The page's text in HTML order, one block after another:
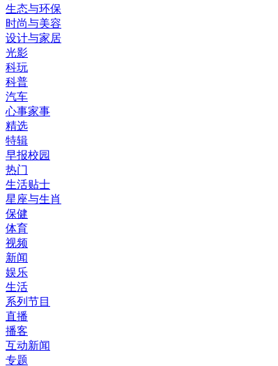
生态与环保
时尚与美容
设计与家居
光影
科玩
科普
汽车
心事家事
精选
特辑
早报校园
热门
生活贴士
星座与生肖
保健
体育
视频
新闻
娱乐
生活
系列节目
直播
播客
互动新闻
专题